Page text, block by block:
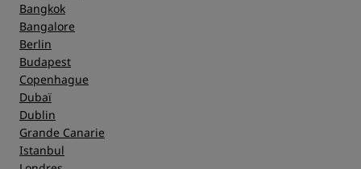
Bangkok
Bangalore
Berlin
Budapest
Copenhague
Dubaï
Dublin
Grande Canarie
Istanbul